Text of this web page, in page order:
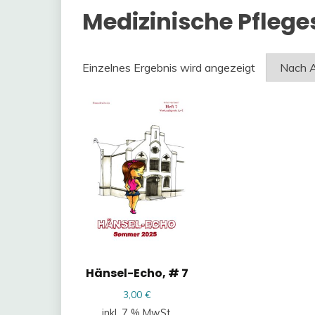
Medizinische
Einzelnes Ergebnis wird angezeigt
Hänsel-Echo, # 7
3,00€